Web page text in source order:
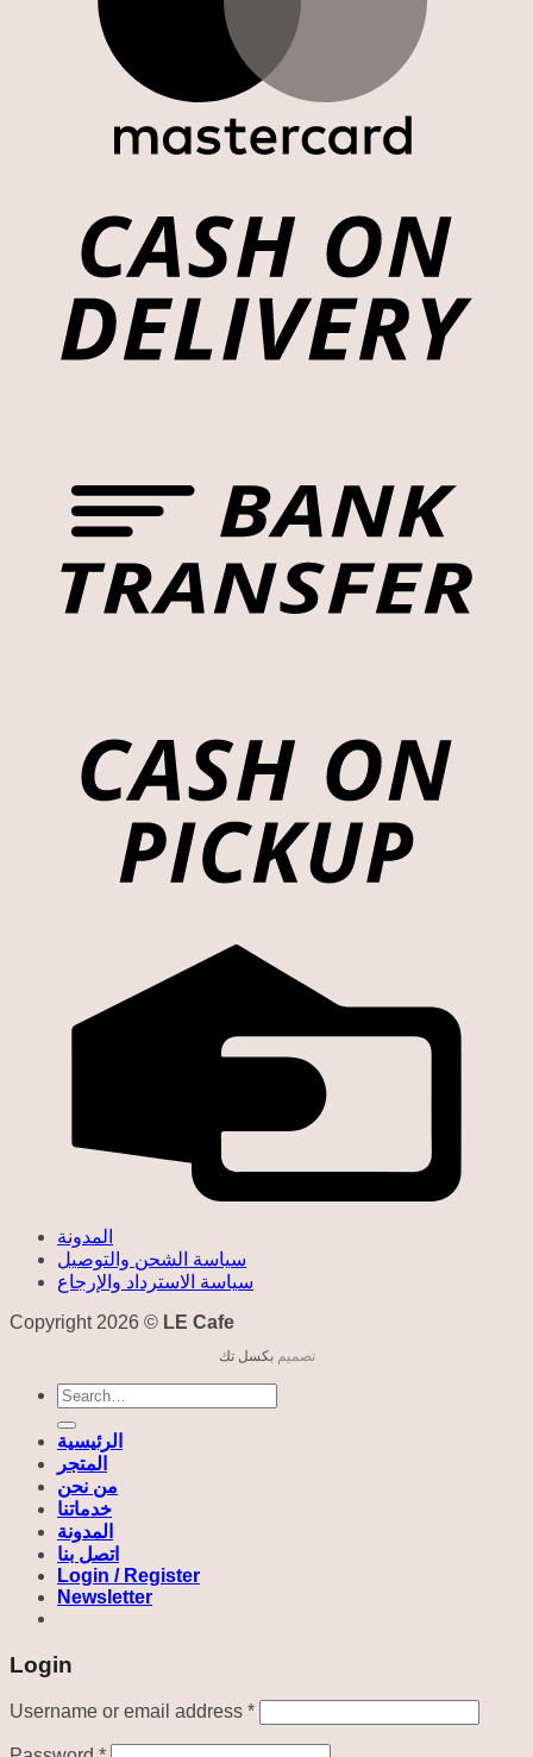
المدونة
سياسة الشحن والتوصيل
سياسة الاسترداد والإرجاع
Copyright 2026 © LE Cafe
تصميمبكسل تك
Search
for:
الرئيسية
المتجر
من نحن
خدماتنا
المدونة
اتصل بنا
Login / Register
Newsletter
Login
Username or email address *Required